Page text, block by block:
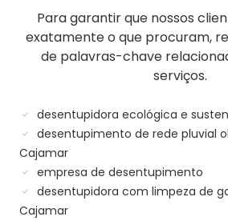
Para garantir que nossos
exatamente o que procuram,
de palavras-chave
serviços.
desentupidora ecológica e
desentupimento de rede pluvial
Cajamar
empresa de desentupimento
desentupidora com limpeza de
Cajamar